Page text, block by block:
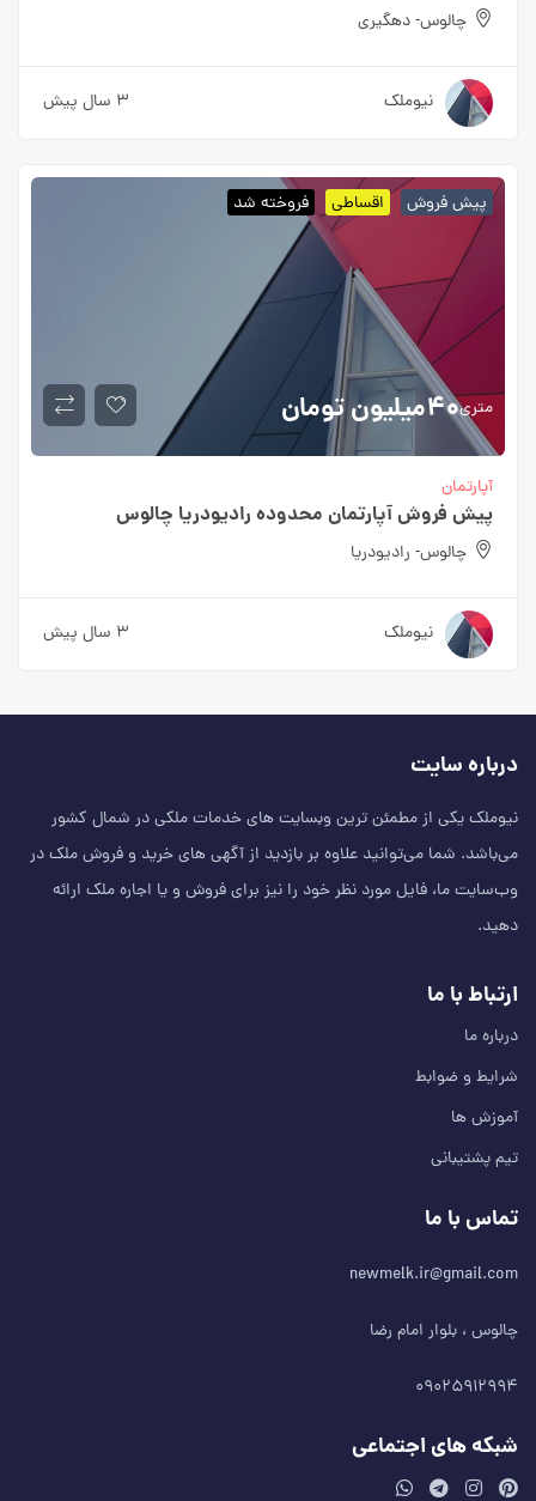
چالوس- دهگیری
نیوملک ۳ سال پیش
پیش فروش اقساطی فروخته شد
متری۴۰میلیون تومان
آپارتمان
پیش فروش آپارتمان محدوده رادیودریا چالوس
چالوس- رادیودریا
نیوملک ۳ سال پیش
درباره سایت
نیوملک یکی از مطمئن‌ ترین وبسایت های خدمات ملکی در شمال کشور
می‌باشد. شما می‌توانید علاوه بر بازدید از آگهی های خرید و فروش ملک در
وب‌سایت ما، فایل مورد نظر خود را نیز برای فروش و یا اجاره ملک ارائه
دهید.
ارتباط با ما
درباره ما
شرایط و ضوابط
آموزش ها
تیم پشتیبانی
تماس با ما
newmelk.ir@gmail.com
چالوس ، بلوار امام رضا
۰۹۰۲۵۹۱۲۹۹۴
شبکه های اجتماعی